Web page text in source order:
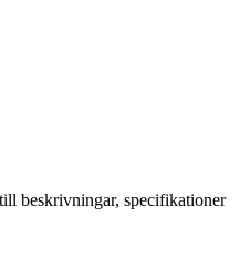
beskrivningar, specifikationer